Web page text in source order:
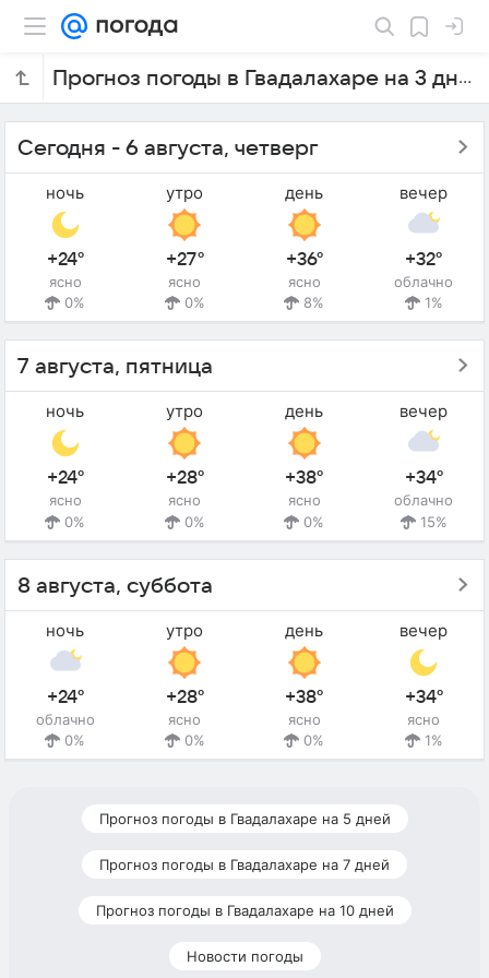
Прогноз погоды в Гвадалахаре на 3 дня
Сегодня - 6 августа, четверг
ночь
+24°
ясно
0%
утро
+27°
ясно
0%
день
+36°
ясно
8%
вечер
+32°
облачно
1%
7 августа, пятница
ночь
+24°
ясно
0%
утро
+28°
ясно
0%
день
+38°
ясно
0%
вечер
+34°
облачно
15%
8 августа, суббота
ночь
+24°
облачно
0%
утро
+28°
ясно
0%
день
+38°
ясно
0%
вечер
+34°
ясно
1%
Прогноз погоды в Гвадалахаре на 5 дней
Прогноз погоды в Гвадалахаре на 7 дней
Прогноз погоды в Гвадалахаре на 10 дней
Новости погоды